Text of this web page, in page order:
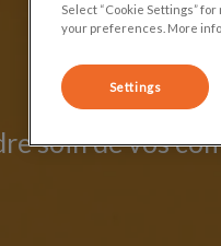
soin de vos
Select “Cookie Settings”
your preferences. More
Settings